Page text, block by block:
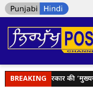
BREAKING
भगवंत मान सरकार की